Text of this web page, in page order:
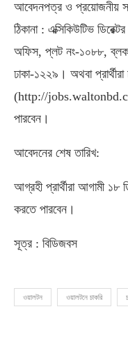
আবেদনপত্র ও প্রয়োজনীয় সব
ঠিকানা : এক্সিকিউটিভ
অফিস, প্লট নং-১০৮৮, ব্লক-
ঢাকা-১২২৯। অথবা
(http://
পারবেন।
আবেদনের শেষ তারিখ:
আগ্রহী প্রার্থীরা আগামী
করতে পারবেন।
সূত্র : বিডিজবস
ওয়ালটন ওয়ালটনে চাকরি